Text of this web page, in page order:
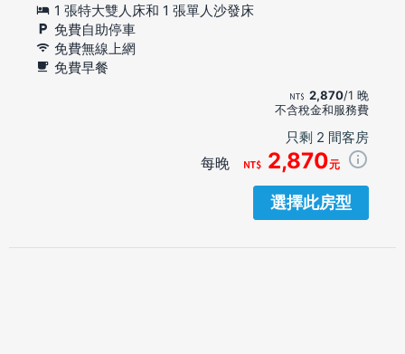
1 張特大雙人床和 1 張單人沙發床
免費自助停車
免費無線上網
免費早餐
2,870/1 晚
不含稅金和服務費
只剩 2 間客房
每晚 2,870元
選擇此房型